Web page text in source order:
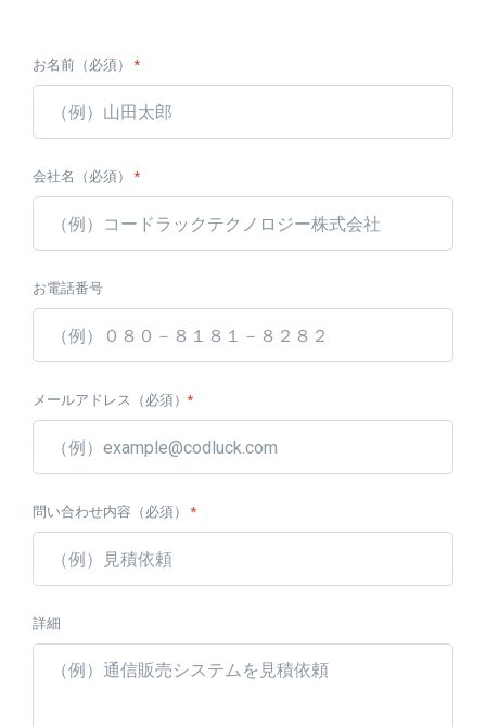
お名前（必須）*
会社名（必須）*
お電話番号
メールアドレス（必須）*
問い合わせ内容（必須）*
詳細